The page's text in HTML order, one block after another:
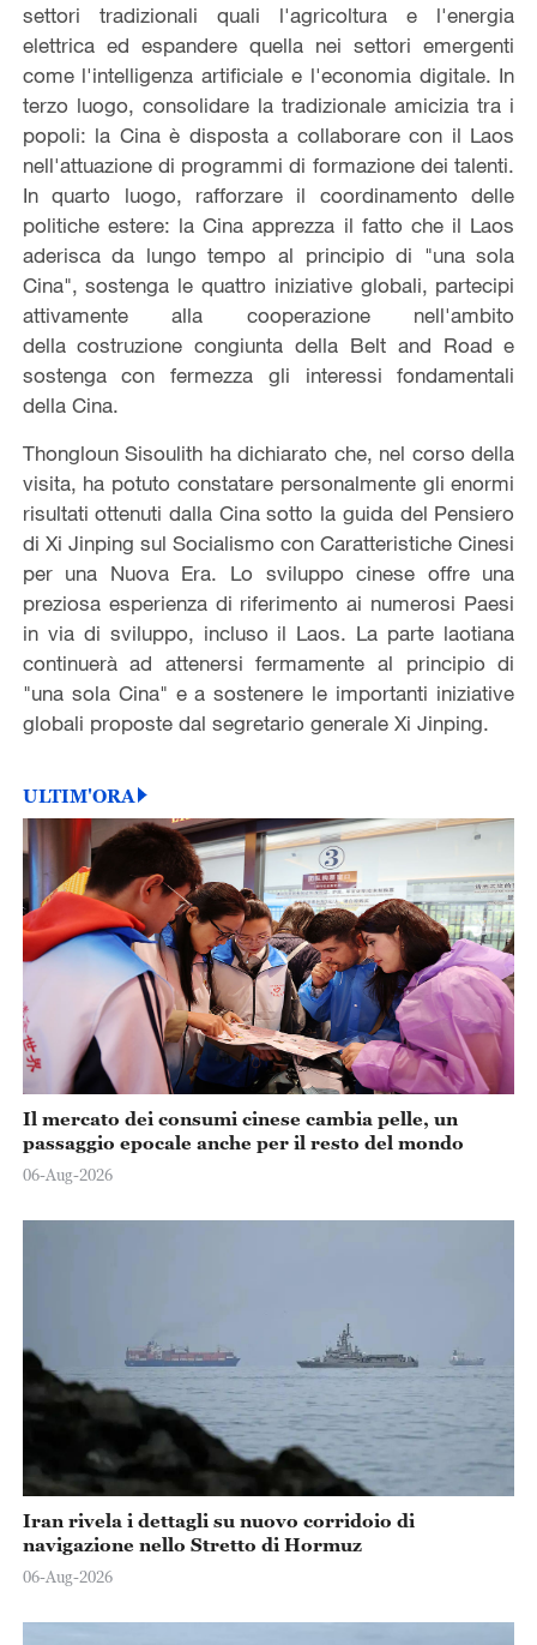
settori tradizionali quali l'agricoltura e l'energia
elettrica ed espandere quella nei settori emergenti
come l'intelligenza artificiale e l'economia digitale. In
terzo luogo, consolidare la tradizionale amicizia tra i
popoli: la Cina è disposta a collaborare con il Laos
nell'attuazione di programmi di formazione dei talenti.
In quarto luogo, rafforzare il coordinamento delle
politiche estere: la Cina apprezza il fatto che il Laos
aderisca da lungo tempo al principio di "una sola
Cina", sostenga le quattro iniziative globali, partecipi
attivamente alla cooperazione nell'ambito
della costruzione congiunta della Belt and Road e
sostenga con fermezza gli interessi fondamentali
della Cina.
Thongloun Sisoulith ha dichiarato che, nel corso della
visita, ha potuto constatare personalmente gli enormi
risultati ottenuti dalla Cina sotto la guida del Pensiero
di Xi Jinping sul Socialismo con Caratteristiche Cinesi
per una Nuova Era. Lo sviluppo cinese offre una
preziosa esperienza di riferimento ai numerosi Paesi
in via di sviluppo, incluso il Laos. La parte laotiana
continuerà ad attenersi fermamente al principio di
"una sola Cina" e a sostenere le importanti iniziative
globali proposte dal segretario generale Xi Jinping.
ULTIM'ORA
Il mercato dei consumi cinese cambia pelle, un
passaggio epocale anche per il resto del mondo
06-Aug-2026
Iran rivela i dettagli su nuovo corridoio di
navigazione nello Stretto di Hormuz
06-Aug-2026